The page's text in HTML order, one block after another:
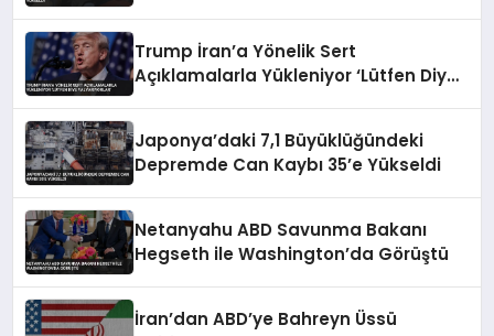
Trump İran’a Yönelik Sert
Açıklamalarla Yükleniyor ‘Lütfen Diye
Japonya’daki 7,1 Büyüklüğündeki
Depremde Can Kaybı 35’e Yükseldi
Netanyahu ABD Savunma Bakanı
Hegseth ile Washington’da Görüştü
İran’dan ABD’ye Bahreyn Üssü